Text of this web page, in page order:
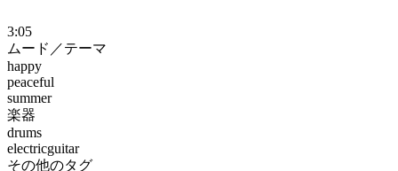
3:05
ムード／テーマ
happy
peaceful
summer
楽器
drums
electricguitar
その他のタグ